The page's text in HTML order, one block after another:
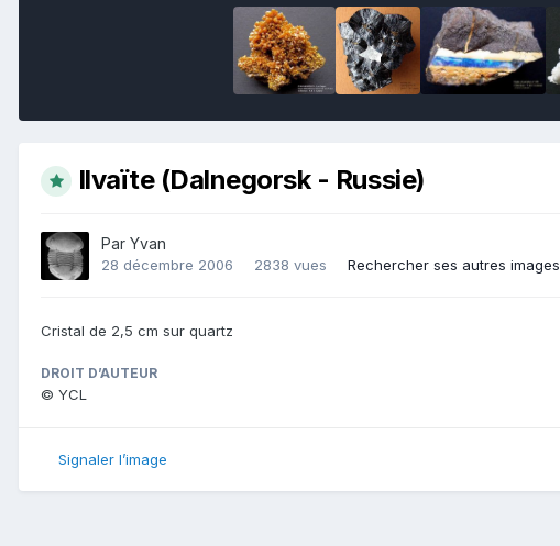
Ilvaïte (Dalnegorsk - Russie)
Par Yvan
28 décembre 2006 2838 vues Rechercher ses autres images
Cristal de 2,5 cm sur quartz
DROIT D’AUTEUR
© YCL
Signaler l’image